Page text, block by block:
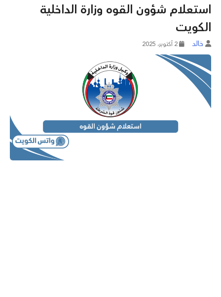
استعلام شؤون القوه وزارة الداخلية
الكويت
خالد